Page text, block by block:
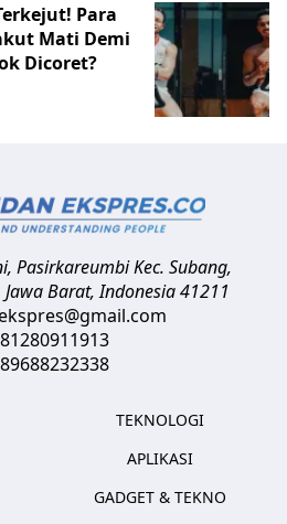
Para
Mati Demi
Dicoret?
Pasirkareumbi Kec. Subang,
Barat,Indonesia41211
TEKNOLOGI
APLIKASI
GADGET & TEKNO